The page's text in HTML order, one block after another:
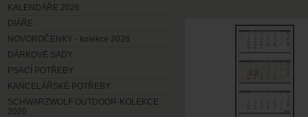
KALENDÁŘE 2026
DIÁŘE
NOVOROČENKY - kolekce 2026
DÁRKOVÉ SADY
PSACÍ POTŘEBY
KANCELÁŘSKÉ POTŘEBY
SCHWARZWOLF OUTDOOR-KOLEKCE
2020